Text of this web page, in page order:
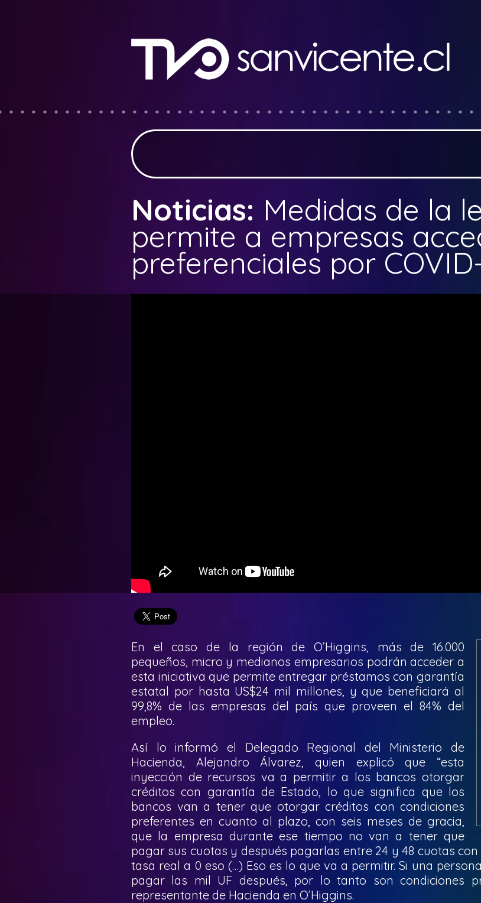
Noticias: Medidas de la
permite a empresas
preferenciales por
En el caso de la región de O’Higgins, más de 16.000
pequeños, micro y medianos empresarios podrán acceder a
esta iniciativa que permite entregar préstamos con garantía
estatal por hasta US$24 mil millones, y que beneficiará al
99,8% de las empresas del país que proveen el 84% del
empleo.
Así lo informó el Delegado Regional del Ministerio de
Hacienda, Alejandro Álvarez, quien explicó que “esta
inyección de recursos va a permitir a los bancos otorgar
créditos con garantía de Estado, lo que significa que los
bancos van a tener que otorgar créditos con condiciones
preferentes en cuanto al plazo, con seis meses de gracia,
que la empresa durante ese tiempo no van a tener que
pagar sus cuotas y después pagarlas entre 24 y 48 cuotas
tasa real a 0 eso (…) Eso es lo que va a permitir. Si una
pagar las mil UF después, por lo tanto son condiciones
representante de Hacienda en O’Higgins.